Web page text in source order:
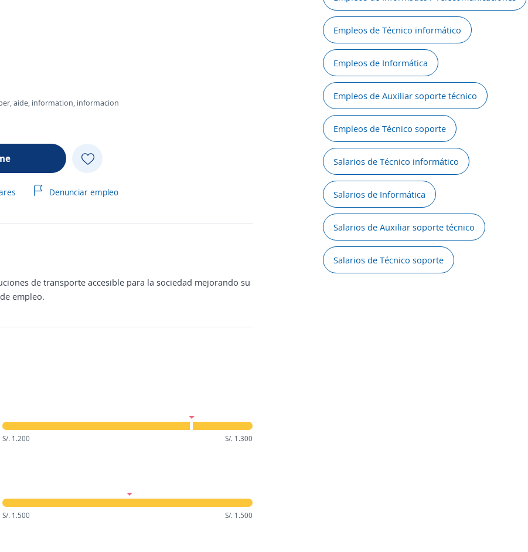
aide, information, informacion
Denunciar empleo
de transporte accesible para la sociedad mejorando su
empleo.
S/. 1.200 S/. 1.300
S/. 1.500 S/. 1.500
Empleos de Técnico informático
Empleos de Informática
Empleos de Auxiliar soporte técnico
Empleos de Técnico soporte
Salarios de Técnico informático
Salarios de Informática
Salarios de Auxiliar soporte técnico
Salarios de Técnico soporte